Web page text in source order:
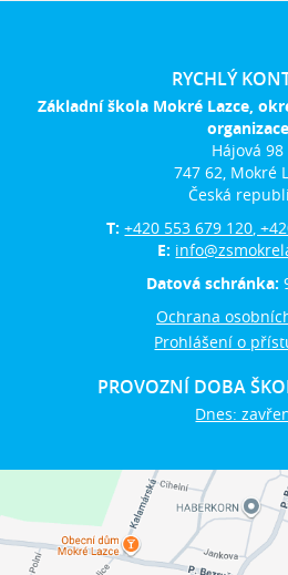
RYCHLÝ
Základní škola Mokré Lazce,
organizace
Hájová 98
747 62, Mokré
Česká
T:+420 553 679 120,
E:
Datová schránka:
Ochrana
Prohlášení o
PROVOZNÍ DOBA
Dnes: